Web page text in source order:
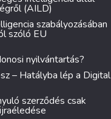
(AILD)
szabályozásában
szóló EU
nyilvántartás?
– Hatályba lép a Digital
szerződés csak